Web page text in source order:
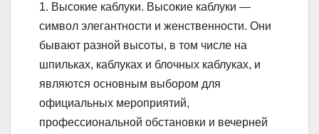
1. Высокие каблуки. Высокие каблуки —
символ элегантности и женственности. Они
бывают разной высоты, в том числе на
шпильках, каблуках и блочных каблуках, и
являются основным выбором для
официальных мероприятий,
профессиональной обстановки и вечерней